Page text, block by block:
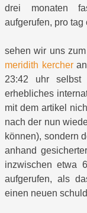
drei monaten
aufgerufen, pro tag
sehen wir uns
meridith kercher
23:42 uhr selbst
erhebliches
mit dem artikel
nach der nun
können), sondern
anhand
inzwischen etwa
aufgerufen, als
einen neuen